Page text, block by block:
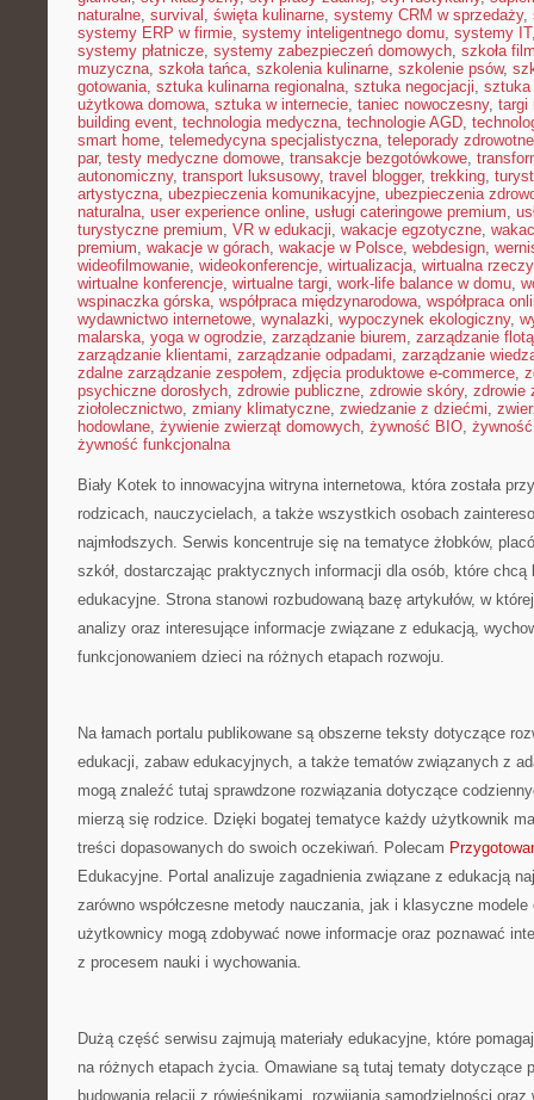
naturalne, survival , święta kulinarne, systemy CRM w sprzedaży,
systemy ERP w firmie, systemy inteligentnego domu, systemy IT
systemy płatnicze, systemy zabezpieczeń domowych, szkoła
muzyczna, szkoła tańca, szkolenia kulinarne, szkolenie psów,
gotowania, sztuka kulinarna regionalna, sztuka negocjacji, sztuka
użytkowa domowa, sztuka w internecie, taniec nowoczesny, targi
building event, technologia medyczna, technologie AGD,
smart home, telemedycyna specjalistyczna, teleporady zdrowotne
par, testy medyczne domowe, transakcje bezgotówkowe,
autonomiczny, transport luksusowy, travel blogger, trekking,
artystyczna, ubezpieczenia komunikacyjne, ubezpieczenia
naturalna, user experience online, usługi cateringowe premium,
turystyczne premium, VR w edukacji, wakacje egzotyczne,
premium, wakacje w górach, wakacje w Polsce, webdesign,
wideofilmowanie, wideokonferencje, wirtualizacja, wirtualna
wirtualne konferencje, wirtualne targi, work-life balance w domu,
wspinaczka górska, współpraca międzynarodowa, współpraca
wydawnictwo internetowe, wynalazki, wypoczynek ekologiczny,
malarska, yoga w ogrodzie, zarządzanie biurem, zarządzanie flotą
zarządzanie klientami, zarządzanie odpadami, zarządzanie
zdalne zarządzanie zespołem, zdjęcia produktowe e-commerce,
psychiczne dorosłych, zdrowie publiczne, zdrowie skóry, zdrowie
ziołolecznictwo, zmiany klimatyczne, zwiedzanie z dziećmi,
hodowlane, żywienie zwierząt domowych, żywność BIO,
żywność funkcjonalna
Biały Kotek to innowacyjna witryna internetowa, która została
rodzicach, nauczycielach, a także wszystkich osobach
najmłodszych. Serwis koncentruje się na tematyce żłobków,
szkół, dostarczając praktycznych informacji dla osób, które chcą
edukacyjne. Strona stanowi rozbudowaną bazę artykułów, w
analizy oraz interesujące informacje związane z edukacją,
funkcjonowaniem dzieci na różnych etapach rozwoju.
Na łamach portalu publikowane są obszerne teksty dotyczące
edukacji, zabaw edukacyjnych, a także tematów związanych z
mogą znaleźć tutaj sprawdzone rozwiązania dotyczące
mierzą się rodzice. Dzięki bogatej tematyce każdy użytkownik
treści dopasowanych do swoich oczekiwań. Polecam
Edukacyjne. Portal analizuje zagadnienia związane z edukacją
zarówno współczesne metody nauczania, jak i klasyczne
użytkownicy mogą zdobywać nowe informacje oraz poznawać
z procesem nauki i wychowania.
Dużą część serwisu zajmują materiały edukacyjne, które
na różnych etapach życia. Omawiane są tutaj tematy dotyczące
budowania relacji z rówieśnikami, rozwijania samodzielności